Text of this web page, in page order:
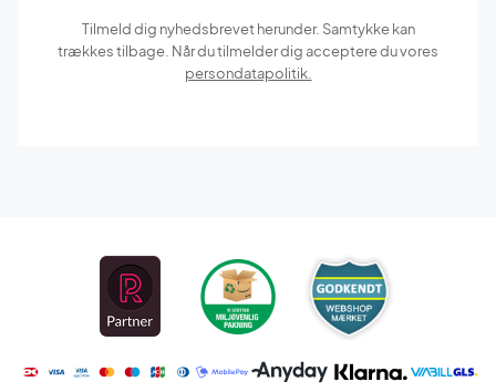
Tilmeld dig nyhedsbrevet herunder. Samtykke kan
trækkes tilbage. Når du tilmelder dig acceptere du vores
persondatapolitik.